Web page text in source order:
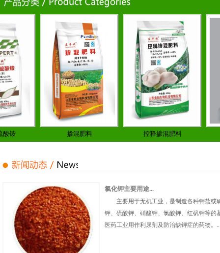
掺混肥料 控释掺混肥料
氯化钾主要用途...
主要用于无机工业，是制造各种钾盐或
钾、硫酸钾、硝酸钾、氯酸钾、红矾钾等的
医药工业用作利尿剂及防治缺钾症的药物。